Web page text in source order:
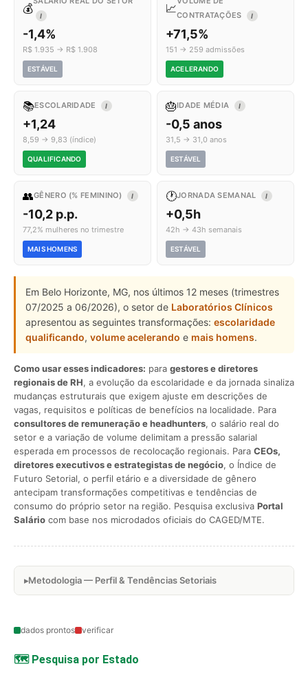
💰
I
-1,4%
R$ 1.935 → R$ 1.908
ESTÁVEL
📈CONTRATAÇÕES
I
+71,5%
151 → 259 admissões
ACELERANDO
📚ESCOLARIDADE I
+1,24
8,59 → 9,83 (índice)
QUALIFICANDO
🎂IDADE MÉDIA I
-0,5 anos
31,5 → 31,0 anos
ESTÁVEL
👥GÊNERO (% FEMININO) I
-10,2 p.p.
77,2% mulheres no trimestre
MAIS HOMENS
🕐JORNADA SEMANAL I
+0,5h
42h → 43h semanais
ESTÁVEL
Em Belo Horizonte, MG, nos últimos 12 meses (trimestres
07/2025 a 06/2026), o setor de Laboratórios Clínicos
apresentou as seguintes transformações: escolaridade
qualificando, volume acelerando e mais homens.
Como usar esses indicadores: para gestores e diretores
regionais de RH, a evolução da escolaridade e da jornada sinaliza
mudanças estruturais que exigem ajuste em descrições de
vagas, requisitos e políticas de benefícios na localidade. Para
consultores de remuneração e headhunters, o salário real do
setor e a variação de volume delimitam a pressão salarial
esperada em processos de recolocação regionais. Para CEOs,
diretores executivos e estrategistas de negócio, o Índice de
Futuro Setorial, o perfil etário e a diversidade de gênero
antecipam transformações competitivas e tendências de
consumo do próprio setor na região. Pesquisa exclusiva Portal
Salário com base nos microdados oficiais do CAGED/MTE.
Metodologia — Perfil & Tendências Setoriais
dados prontos verificar
🗺️ Pesquisa por Estado